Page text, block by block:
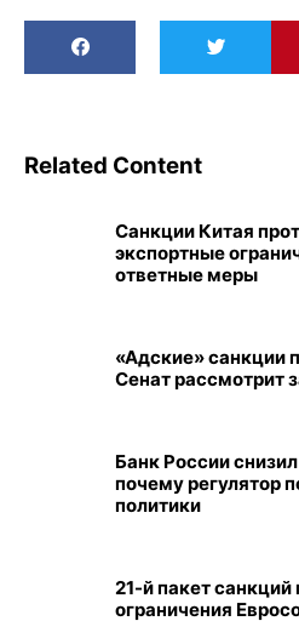
Related Content
Санкции Китая
экспортные
ответные меры
«Адские» санкции
Сенат рассмотрит
Банк России
почему регулятор
политики
21-й пакет санкций
ограничения